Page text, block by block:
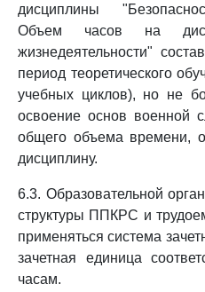
дисциплины
Объем часов на
жизнедеятельности"
период теоретического
учебных циклов), но не
освоение основ военной
общего объема времени,
дисциплину.
6.3. Образовательной
структуры ППКРС и
применяться система
зачетная единица
часам.